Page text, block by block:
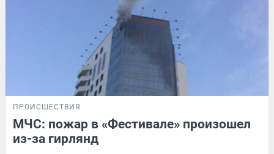
ПРОИСШЕСТВИЯ
МЧС: пожар в «Фестивале» произошел
из-за гирлянд